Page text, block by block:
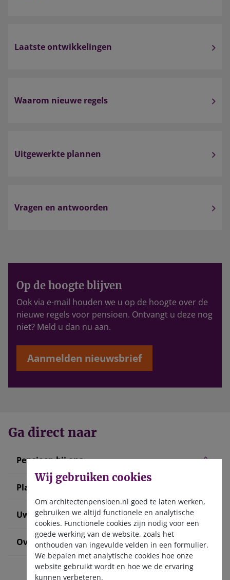
Laatste ontwikkelingen
Waarom nieuwe regels
Uitgewerkte plannen
Vragen en antwoorden
Op de hoogte blijven
Ook via e-mail houden we u op de hoogte over de
nieuwe regels voor pensioen. Ontvangt u deze nog
niet? Meld u dan nu aan.
Aanmelden nieuwsbrief
Ga direct naar
Pensioen bij ons
Plan uw pensioen
Uw situatie verandert
Over ons
Wij gebruiken cookies
Om architectenpensioen.nl goed te laten werken,
gebruiken we altijd functionele en analytische
cookies. Functionele cookies zijn nodig voor een
goede werking van de website, zoals het
onthouden van ingevulde velden in een formulier.
We bepalen met analytische cookies hoe onze
website gebruikt wordt en hoe we de ervaring
kunnen verbeteren.